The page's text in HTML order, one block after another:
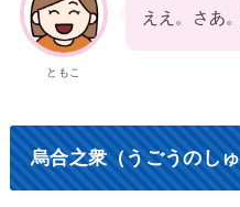
ともこ
ええ。さあ
烏合之衆（うごうのし